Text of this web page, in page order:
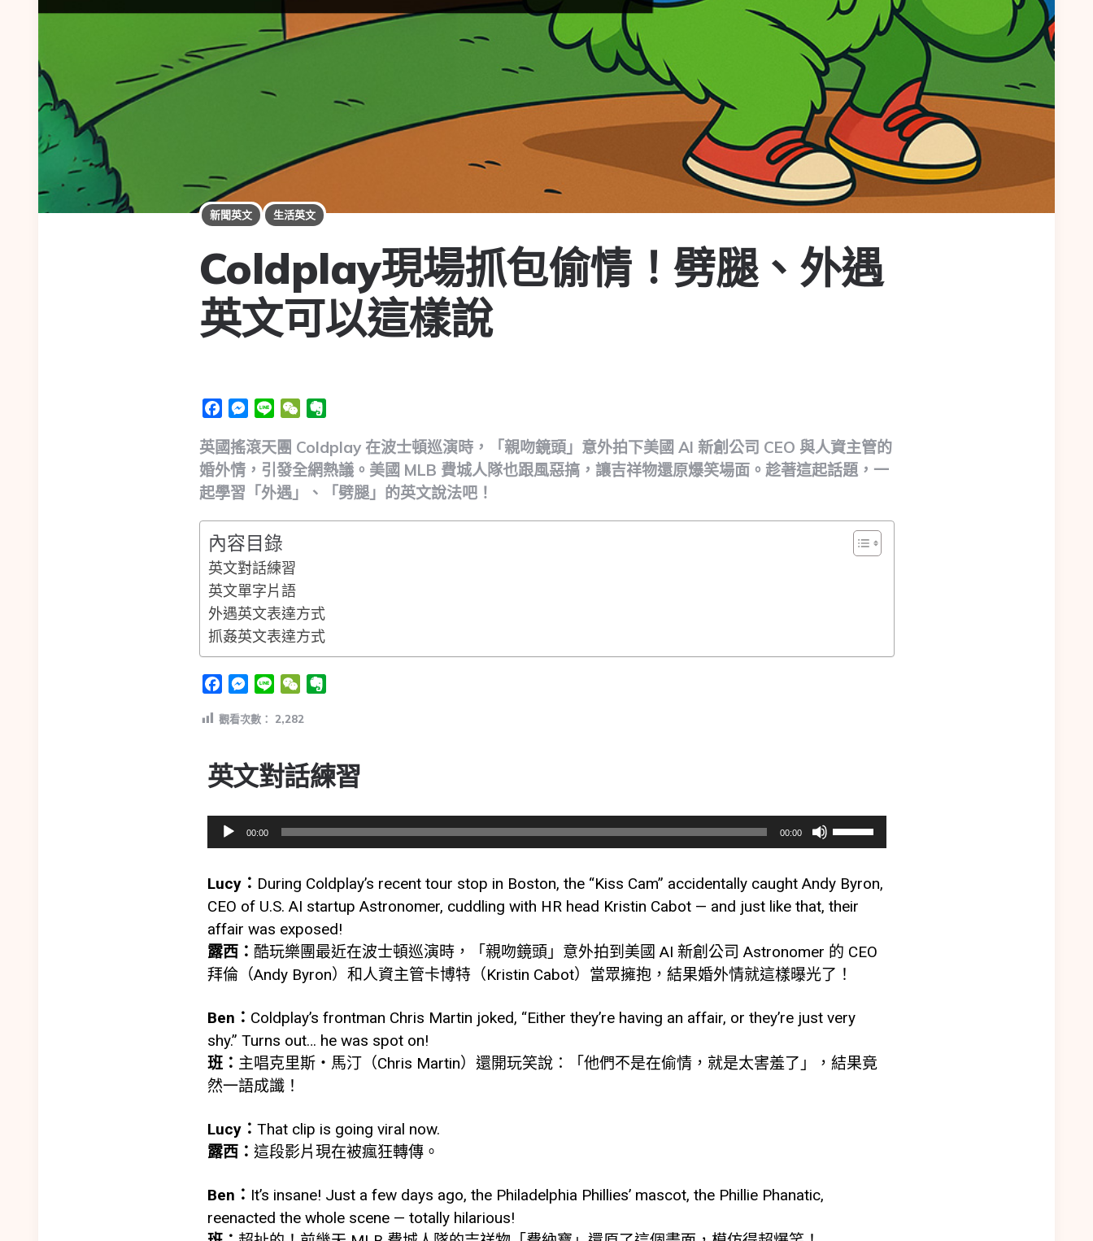
新聞英文 生活英文
Coldplay現場抓包偷情！劈腿、外遇
英文可以這樣說
FacebookMessenger
Line WeChat
英國搖滾天團 Coldplay 在波士頓巡演時，「親吻鏡頭」意外拍下美國 AI 新創公司 CEO 與人資主管的
婚外情，引發全網熱議。美國 MLB 費城人隊也跟風惡搞，讓吉祥物還原爆笑場面。趁著這起話題，一
起學習「外遇」、「劈腿」的英文說法吧！
內容目錄
英文對話練習
英文單字片語
外遇英文表達方式
抓姦英文表達方式
FacebookMessenger
Line WeChat
觀看次數： 2,282
英文對話練習
訊
放
器
00:00 00:00
使
用
上/
向
下
鍵
以
或
Lucy： During Coldplay’s recent tour stop in Boston, the “Kiss Cam” accidentally caught Andy Byron,
CEO of U.S. AI startup Astronomer, cuddling with HR head Kristin Cabot — and just like that, their
affair was exposed!
露西： 酷玩樂團最近在波士頓巡演時，「親吻鏡頭」意外拍到美國 AI 新創公司 Astronomer 的 CEO
拜倫（Andy Byron）和人資主管卡博特（Kristin Cabot）當眾擁抱，結果婚外情就這樣曝光了！
Ben： Coldplay’s frontman Chris Martin joked, “Either they’re having an affair, or they’re just very
shy.” Turns out… he was spot on!
班： 主唱克里斯・馬汀（Chris Martin）還開玩笑說：「他們不是在偷情，就是太害羞了」，結果竟
然一語成讖！
Lucy： That clip is going viral now.
露西： 這段影片現在被瘋狂轉傳。
Ben： It’s insane! Just a few days ago, the Philadelphia Phillies’ mascot, the Phillie Phanatic,
reenacted the whole scene — totally hilarious!